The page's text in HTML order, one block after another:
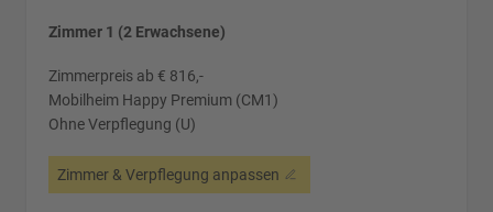
Zimmer 1 (2 Erwachsene)
Zimmerpreis ab € 816,-
Mobilheim Happy Premium (CM1)
Ohne Verpflegung (U)
Zimmer & Verpflegung anpassen